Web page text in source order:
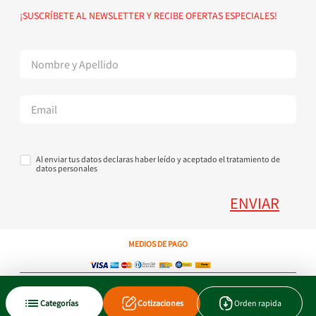
Categorías Cotizaciones Orden rapida
Suscribete al Newsletter
Superintendencia de Industria y Comercio
¡SUSCRÍBETE AL NEWSLETTER Y RECIBE OFERTAS ESPECIALES!
Al enviar tus datos declaras haber leído y aceptado el tratamiento de
datos personales
ENVIAR
MEDIOS DE PAGO
Copyright © 2023 JEN SA. Derechos Reservados. Util.com.co.